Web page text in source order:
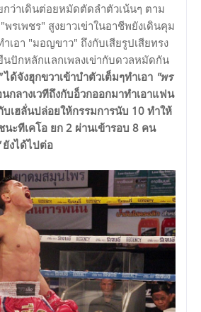
ว่าเดินต่อยหมัดตัดลำตัวเน้นๆ ตาม
รเพชร" สูงยาวเข่าในอาชีพยังเดินคุม
ำเอา "มอญขาว" ถึงกับเสียรูปเสียทรง
ปักหลักแลกเพลงเข่ากับดวลหมัดกัน
ได้จังฮุกขวาเข้าบำตัวเต็มๆทำเอา "พร
กลางเวทีถึงกับอ็วกออกมาทำเอาแฟน
เฮลั่นปล่อยให้กรรมการนับ 10 ทำให้
ะทีเคโอ ยก 2 ผ่านเข้ารอบ 8 คน
ยังได้ไปต่อ